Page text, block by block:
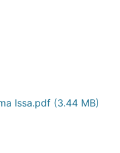
chargement...
Issa.pdf (3.44 MB)